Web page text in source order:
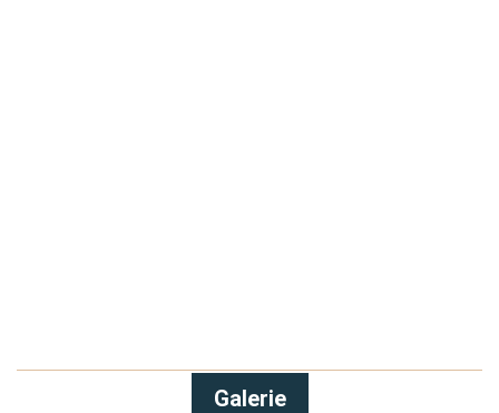
Galerie